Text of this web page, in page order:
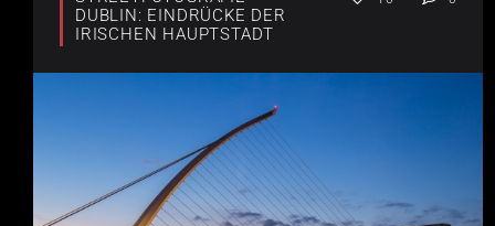
DUBLIN: EINDRÜCKE DER
IRISCHEN HAUPTSTADT